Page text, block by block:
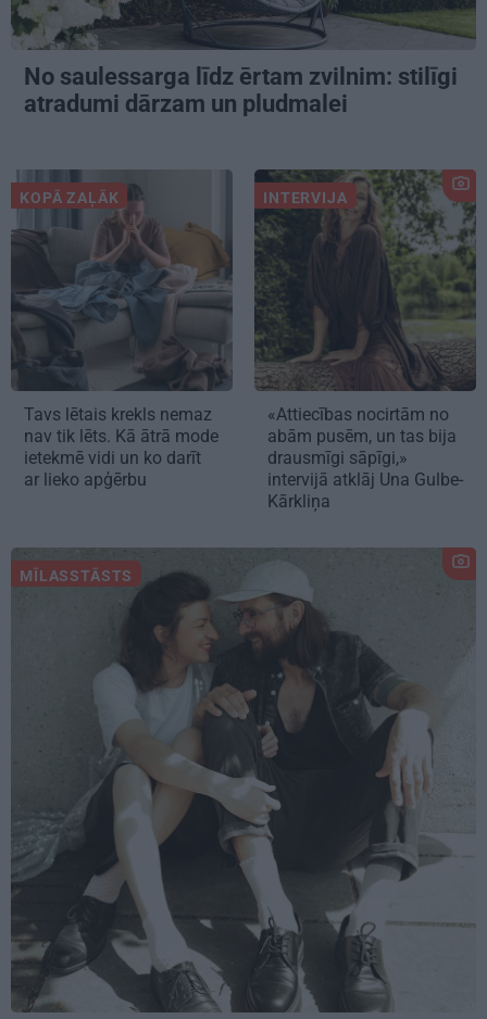
No saulessarga līdz ērtam zvilnim: stilīgi
atradumi dārzam un pludmalei
KOPĀ ZAĻĀK
Tavs lētais krekls nemaz
nav tik lēts. Kā ātrā mode
ietekmē vidi un ko darīt
ar lieko apģērbu
INTERVIJA
«Attiecības nocirtām no
abām pusēm, un tas bija
drausmīgi sāpīgi,»
intervijā atklāj Una Gulbe-
Kārkliņa
MĪLASSTĀSTS